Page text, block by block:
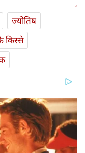
ज्योतिष
किस्से